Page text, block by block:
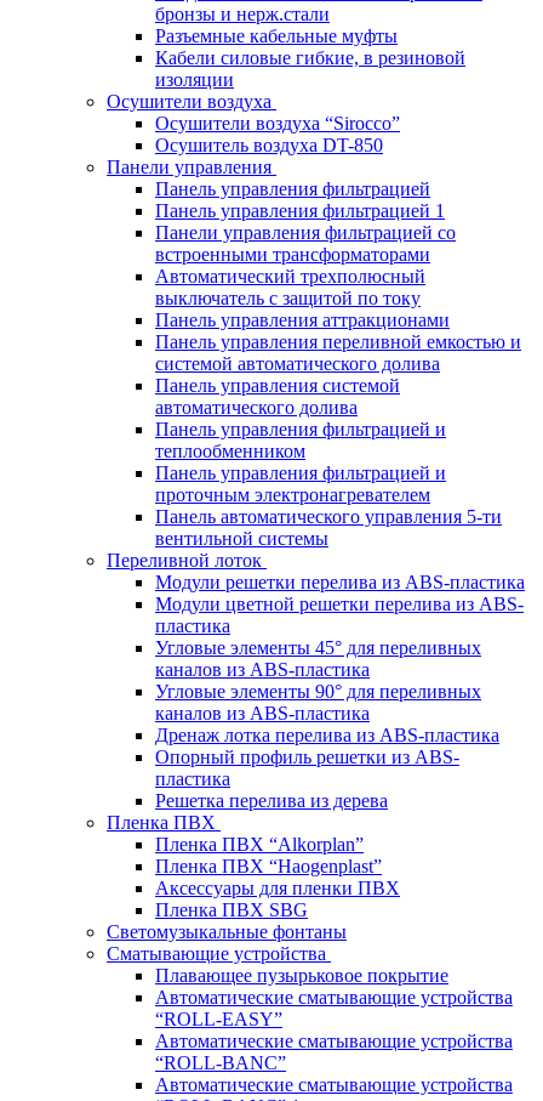
бронзы и нерж.стали
Разъемные кабельные муфты
Кабели силовые гибкие, в резиновой
изоляции
Осушители воздуха
Осушители воздуха “Sirocco”
Осушитель воздуха DT-850
Панели управления
Панель управления фильтрацией
Панель управления фильтрацией 1
Панели управления фильтрацией cо
встроенными трансформаторами
Автоматический трехполюсный
выключатель с защитой по току
Панель управления аттракционами
Панель управления переливной емкостью и
системой автоматического долива
Панель управления системой
автоматического долива
Панель управления фильтрацией и
теплообменником
Панель управления фильтрацией и
проточным электронагревателем
Панель автоматического управления 5-ти
вентильной системы
Переливной лоток
Модули решетки перелива из ABS-пластика
Модули цветной решетки перелива из ABS-
пластика
Угловые элементы 45° для переливных
каналов из ABS-пластика
Угловые элементы 90° для переливных
каналов из ABS-пластика
Дренаж лотка перелива из ABS-пластика
Опорный профиль решетки из ABS-
пластика
Решетка перелива из дерева
Пленка ПВХ
Пленка ПВХ “Alkorplan”
Пленка ПВХ “Haogenplast”
Аксессуары для пленки ПВХ
Пленка ПВХ SBG
Светомузыкальные фонтаны
Сматывающие устройства
Плавающее пузырьковое покрытие
Автоматические сматывающие устройства
“ROLL-EASY”
Автоматические сматывающие устройства
“ROLL-BANC”
Автоматические сматывающие устройства